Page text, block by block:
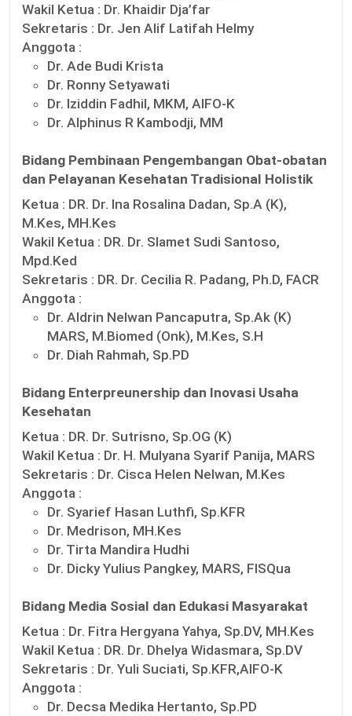
Wakil Ketua : Dr. Khaidir Dja’far
Sekretaris : Dr. Jen Alif Latifah Helmy
Anggota :
Dr. Ade Budi Krista
Dr. Ronny Setyawati
Dr. Iziddin Fadhil, MKM, AIFO-K
Dr. Alphinus R Kambodji, MM
Bidang Pembinaan Pengembangan Obat-obatan
dan Pelayanan Kesehatan Tradisional Holistik
Ketua : DR. Dr. Ina Rosalina Dadan, Sp.A (K),
M.Kes, MH.Kes
Wakil Ketua : DR. Dr. Slamet Sudi Santoso,
Mpd.Ked
Sekretaris : DR. Dr. Cecilia R. Padang, Ph.D, FACR
Anggota :
Dr. Aldrin Nelwan Pancaputra, Sp.Ak (K)
MARS, M.Biomed (Onk), M.Kes, S.H
Dr. Diah Rahmah, Sp.PD
Bidang Enterpreunership dan Inovasi Usaha
Kesehatan
Ketua : DR. Dr. Sutrisno, Sp.OG (K)
Wakil Ketua : Dr. H. Mulyana Syarif Panija, MARS
Sekretaris : Dr. Cisca Helen Nelwan, M.Kes
Anggota :
Dr. Syarief Hasan Luthfi, Sp.KFR
Dr. Medrison, MH.Kes
Dr. Tirta Mandira Hudhi
Dr. Dicky Yulius Pangkey, MARS, FISQua
Bidang Media Sosial dan Edukasi Masyarakat
Ketua : Dr. Fitra Hergyana Yahya, Sp.DV, MH.Kes
Wakil Ketua : DR. Dr. Dhelya Widasmara, Sp.DV
Sekretaris : Dr. Yuli Suciati, Sp.KFR,AIFO-K
Anggota :
Dr. Decsa Medika Hertanto, Sp.PD